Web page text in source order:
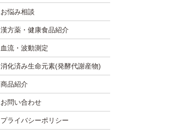
お悩み相談
漢方薬・健康食品紹介
血流・波動測定
消化済み生命元素(発酵代謝産物)
商品紹介
お問い合わせ
プライバシーポリシー